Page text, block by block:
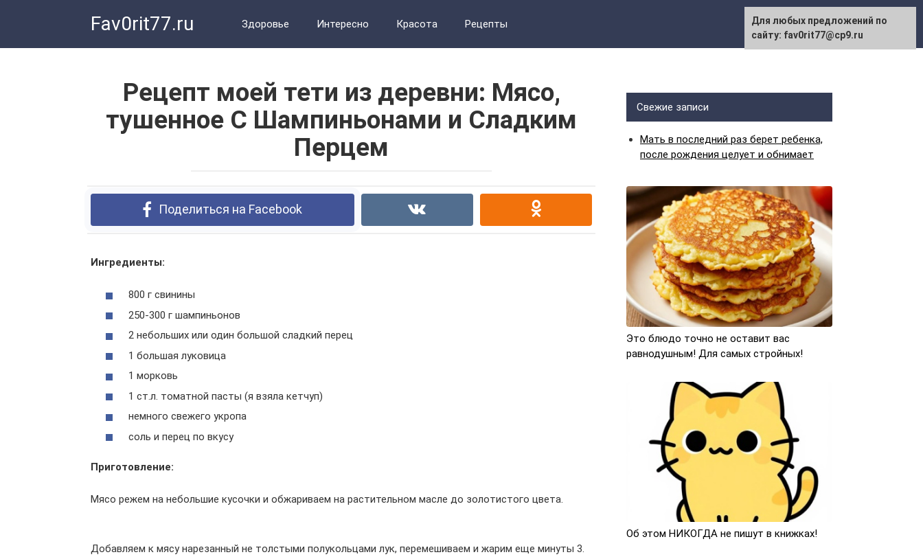
Fav0rit77.ru Здоровье Интересно Красота Рецепты
Рецепт моей тети из деревни: Мясо,
тушенное С Шампиньонами и Сладким
Перцем
Поделиться на Facebook
Ингредиенты:
800 г свинины
250-300 г шампиньонов
2 небольших или один большой сладкий перец
1 большая луковица
1 морковь
1 ст.л. томатной пасты (я взяла кетчуп)
немного свежего укропа
соль и перец по вкусу
Приготовление:
Мясо режем на небольшие кусочки и обжариваем на растительном масле до золотистого цвета.
Добавляем к мясу нарезанный не толстыми полукольцами лук, перемешиваем и жарим еще минуты 3.
Свежие записи
Мать в последний раз берет ребенка,
после рождения целует и обнимает
Это блюдо точно не оставит вас
равнодушным! Для самых стройных!
Об этом НИКОГДА не пишут в книжках!
Для любых предложений по
сайту: fav0rit77@cp9.ru